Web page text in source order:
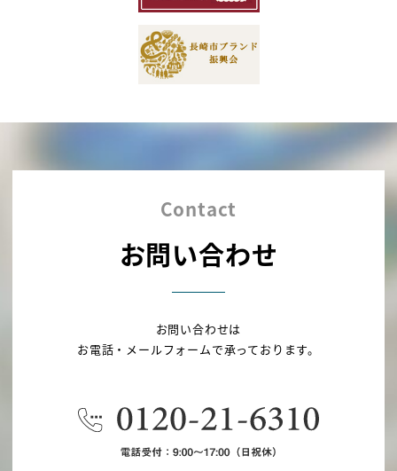
Contact
お問い合わせ
お問い合わせは
お電話・メールフォームで承っております。